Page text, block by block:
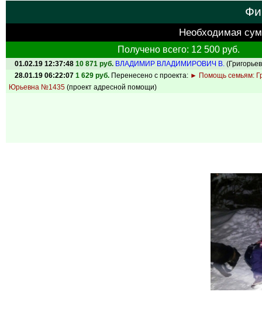
Необходимая
Получено всего: 12 500 руб.
01.02.19 12:37:48 10 871 руб. ВЛАДИМИР ВЛАДИМИРОВИЧ В.
28.01.19 06:22:07 1 629 руб. Перенесено с проекта: ► Помощь семьям:
Юрьевна №1435 (проект адресной помощи)